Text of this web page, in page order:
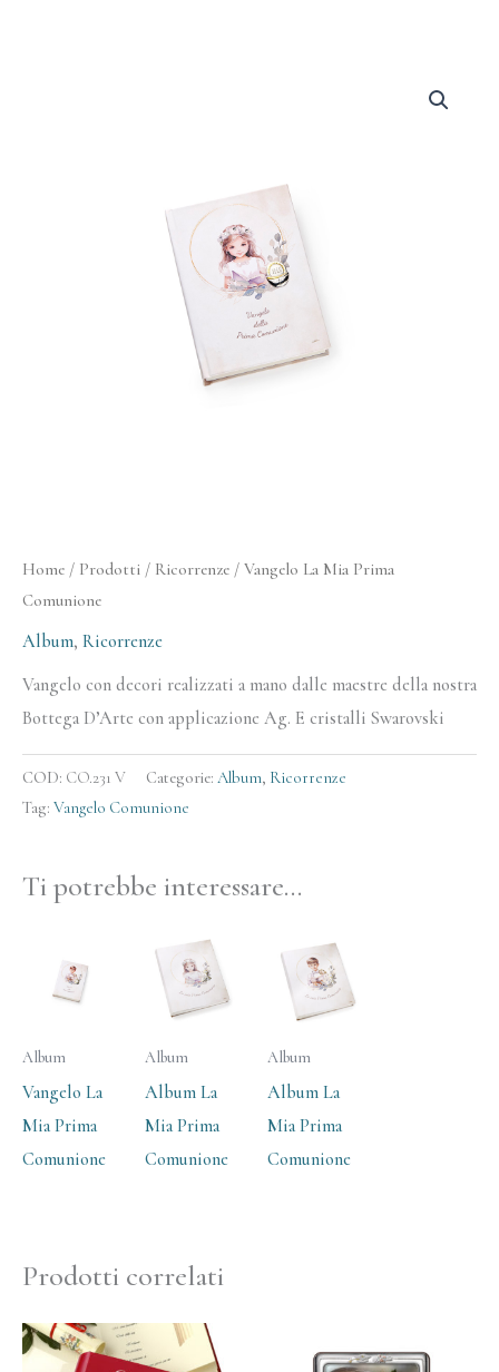
Home / Prodotti / Ricorrenze / Vangelo La Mia Prima
Comunione
Album, Ricorrenze
Vangelo con decori realizzati a mano dalle maestre della nostra
Bottega D’Arte con applicazione Ag. E cristalli Swarovski
COD: CO.231 V Categorie: Album, Ricorrenze
Tag: Vangelo Comunione
Ti potrebbe interessare…
Album
Vangelo La
Mia Prima
Comunione
Album
Album La
Mia Prima
Comunione
Album
Album La
Mia Prima
Comunione
Prodotti correlati